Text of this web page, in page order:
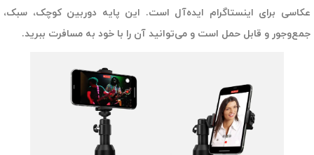
عکاسی برای اینستاگرام ایده‌آل است. این پایه دوربین کوچک، سبک،
جمع‌وجور و قابل حمل است و می‌توانید آن را با خود به مسافرت ببرید.